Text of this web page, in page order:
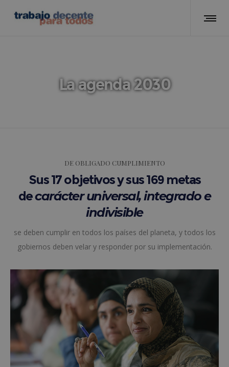
La agenda 2030
DE OBLIGADO CUMPLIMIENTO
Sus17 objetivosy sus169 metas
decarácter universal, integrado e
indivisible
se deben cumplir en todos los países del planeta, y todos los
gobiernos deben velar y responder por su implementación.